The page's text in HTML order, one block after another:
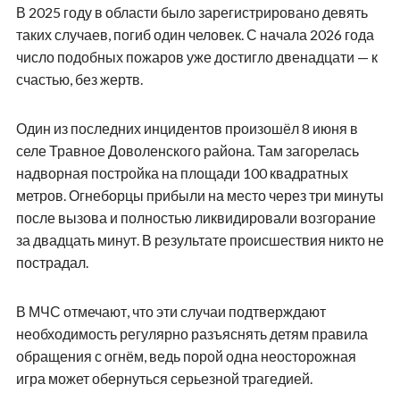
В 2025 году в области было зарегистрировано девять
таких случаев, погиб один человек. С начала 2026 года
число подобных пожаров уже достигло двенадцати — к
счастью, без жертв.
Один из последних инцидентов произошёл 8 июня в
селе Травное Доволенского района. Там загорелась
надворная постройка на площади 100 квадратных
метров. Огнеборцы прибыли на место через три минуты
после вызова и полностью ликвидировали возгорание
за двадцать минут. В результате происшествия никто не
пострадал.
В МЧС отмечают, что эти случаи подтверждают
необходимость регулярно разъяснять детям правила
обращения с огнём, ведь порой одна неосторожная
игра может обернуться серьезной трагедией.